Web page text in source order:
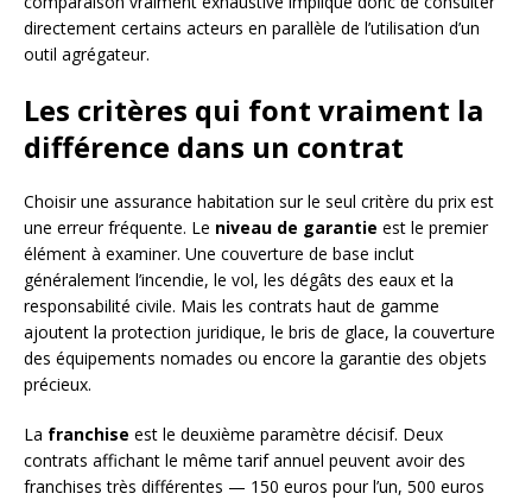
directement certains acteurs en parallèle de l’utilisation d’un
outil agrégateur.
Les critères qui font vraiment la
différence dans un contrat
Choisir une assurance habitation sur le seul critère du prix est
une erreur fréquente. Le niveau de garantie est le premier
élément à examiner. Une couverture de base inclut
généralement l’incendie, le vol, les dégâts des eaux et la
responsabilité civile. Mais les contrats haut de gamme
ajoutent la protection juridique, le bris de glace, la couverture
des équipements nomades ou encore la garantie des objets
précieux.
La franchise est le deuxième paramètre décisif. Deux
contrats affichant le même tarif annuel peuvent avoir des
franchises très différentes — 150 euros pour l’un, 500 euros